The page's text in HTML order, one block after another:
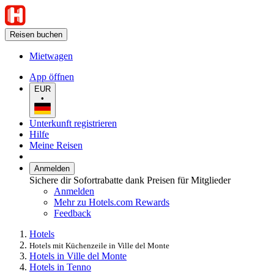
Reisen buchen
Mietwagen
App öffnen
EUR
•
Unterkunft registrieren
Hilfe
Meine Reisen
Anmelden
Sichere dir Sofortrabatte dank Preisen für Mitglieder
Anmelden
Mehr zu Hotels.com Rewards
Feedback
Hotels
Hotels mit Küchenzeile in Ville del Monte
Hotels in Ville del Monte
Hotels in Tenno